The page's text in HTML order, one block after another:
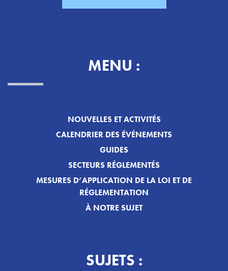
MENU :
NOUVELLES ET ACTIVITÉS
CALENDRIER DES ÉVÉNEMENTS
GUIDES
SECTEURS RÉGLEMENTÉS
MESURES D’APPLICATION DE LA LOI ET DE
RÉGLEMENTATION
À NOTRE SUJET
SUJETS :